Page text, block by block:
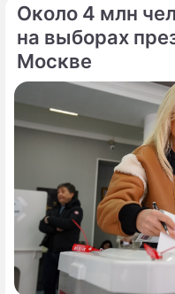
Около 4 млн
на выборах
Москве